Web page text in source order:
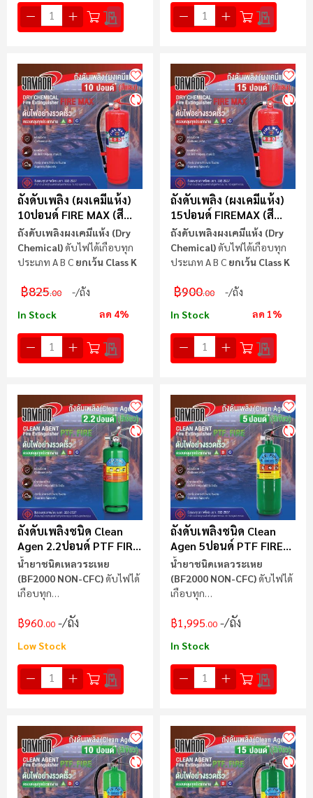
ถังดับเพลิง (ผงเคมีแห้ง)
10ปอนด์ FIRE MAX (สี
แดง)
ถังดับเพลิงผงเคมีแห้ง (Dry
Chemical) ดับไฟได้เกือบทุก
ประเภท A B C ยกเว้น Class K
฿825.00 /ถัง
In Stock ลด 4%
ถังดับเพลิง (ผงเคมีแห้ง)
15ปอนด์ FIREMAX (สี
แดง)
ถังดับเพลิงผงเคมีแห้ง (Dry
Chemical) ดับไฟได้เกือบทุก
ประเภท A B C ยกเว้น Class K
฿900.00 /ถัง
In Stock ลด 1%
ถังดับเพลิงชนิด Clean
Agen 2.2ปอนด์ PTF FIRE
(สีเขียว)
น้ำยาชนิดเหลวระเหย
(BF2000 NON-CFC) ดับไฟได้
เกือบทุก
K
฿960.00 /ถัง
Low Stock
ถังดับเพลิงชนิด Clean
Agen 5ปอนด์ PTF FIRE
(สีเขียว)
น้ำยาชนิดเหลวระเหย
(BF2000 NON-CFC) ดับไฟได้
เกือบทุก
K
฿1,995.00 /ถัง
In Stock